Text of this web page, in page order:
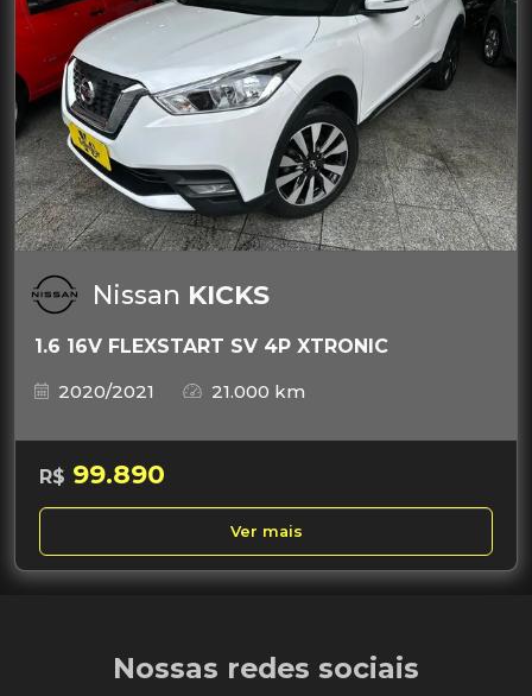
Nissan KICKS
1.6 16V FLEXSTART SV 4P XTRONIC
2020/2021
21.000 km
R$ 99.890
Ver mais
Nossas redes sociais